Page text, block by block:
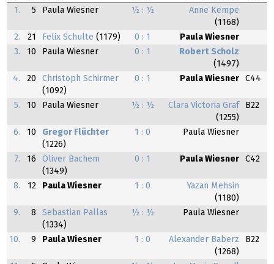
1.
5 Paula Wiesner ½ : ½
Anne Kempe
(1168)
2.
21 Felix Schulte (1179) 0 : 1
Paula Wiesner
3.
10 Paula Wiesner 0 : 1
Robert Scholz
(1497)
4.
20
Christoph Schirmer
(1092)
0 : 1 Paula Wiesner C44
5. 10 Paula Wiesner ½ : ½
Clara Victoria Graf
(1255)
B22
6. 10
Gregor Flüchter
(1226)
1 : 0 Paula Wiesner
7. 16
Oliver Bachem
(1349)
0 : 1 Paula Wiesner C42
8. 12 Paula Wiesner 1 : 0
Yazan Mehsin
(1180)
9.
8
Sebastian Pallas
(1334)
½ : ½ Paula Wiesner
10. 9 Paula Wiesner 1 : 0
Alexander Baberz
(1268)
B22